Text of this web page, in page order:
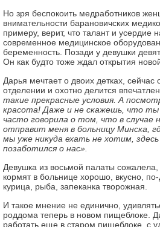
Но зря беспокоить медработников
внимательности барановичских
примеру, верит, что талант и
современное медицинское
беременность. Позади у девушки
Он как будто тоже ждал открытия
Дарья мечтает о двоих детках,
отделении и охотно делится
такие прекрасные условия. А
красота! Даже и не скажешь, что ты
часто говорила о том, что в случае
отправит меня в больницу Минска,
мы уже никуда ехать не хотим,
позаботился о нас».
Девушка из восьмой палаты
кормят в больнице хорошо, вкусно,
курица, рыба, запеканка творожная.
И такое мнение не единично,
роддома теперь в новом пищеблоке.
работать еще в старом пищеблоке, с